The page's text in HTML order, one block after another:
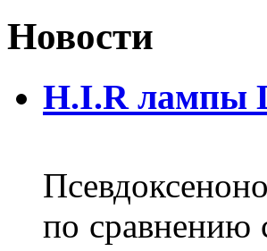
Новости
H.I.R лампы
по